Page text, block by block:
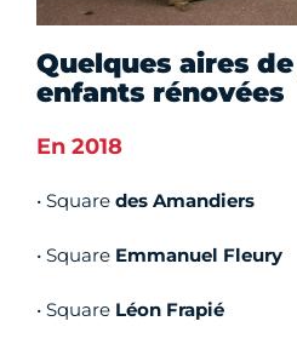
Quelques aires
enfants rénovées
En 2018
• Square des Amandiers
• Square Emmanuel Fleury
• Square Léon Frapié